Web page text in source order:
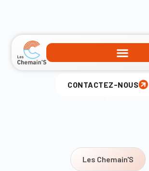
Actualité
CONTACTEZ-NOUS
Les Chemain'S